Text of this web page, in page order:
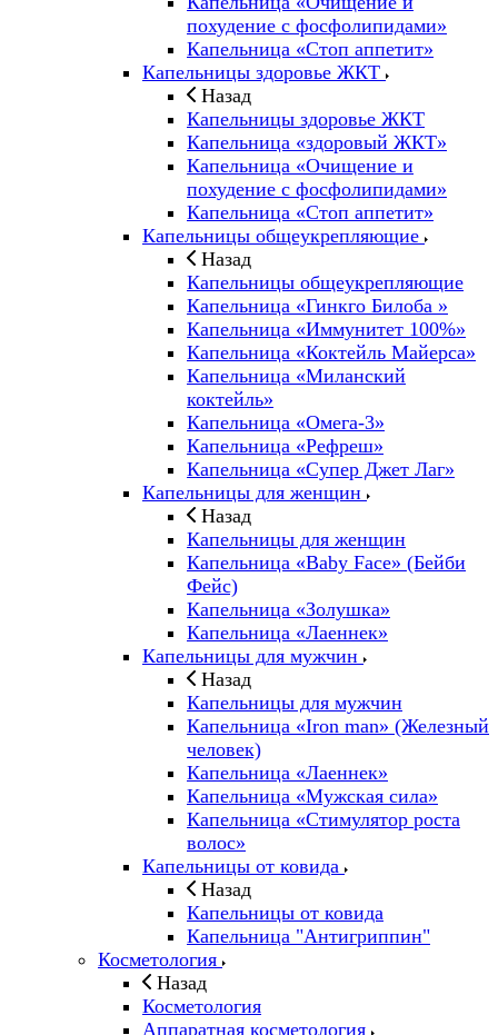
похудение с фосфолипидами»
Капельница «Стоп аппетит»
Капельницы здоровье ЖКТ
Назад
Капельницы здоровье ЖКТ
Капельница «здоровый ЖКТ»
Капельница «Очищение и
похудение с фосфолипидами»
Капельница «Стоп аппетит»
Капельницы общеукрепляющие
Назад
Капельницы общеукрепляющие
Капельница «Гинкго Билоба »
Капельница «Иммунитет 100%»
Капельница «Коктейль Майерса»
Капельница «Миланский
коктейль»
Капельница «Омега-3»
Капельница «Рефреш»
Капельница «Супер Джет Лаг»
Капельницы для женщин
Назад
Капельницы для женщин
Капельница «Baby Face» (Бейби
Фейс)
Капельница «Золушка»
Капельница «Лаеннек»
Капельницы для мужчин
Назад
Капельницы для мужчин
Капельница «Iron man» (Железный
человек)
Капельница «Лаеннек»
Капельница «Мужская сила»
Капельница «Стимулятор роста
волос»
Капельницы от ковида
Назад
Капельницы от ковида
Капельница "Антигриппин"
Косметология
Назад
Косметология
Аппаратная косметология